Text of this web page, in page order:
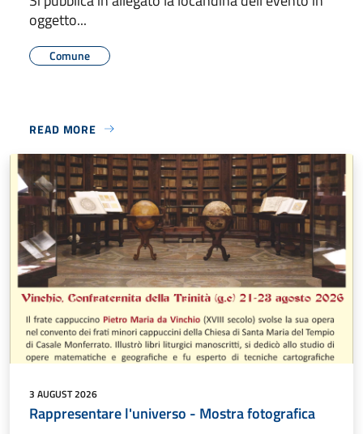
oggetto...
Comune
READ MORE
3 AUGUST 2026
Rappresentare l'universo - Mostra fotografica